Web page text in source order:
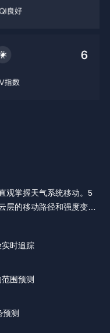
观掌握天气系统移动。5
层的移动路径和强度变
时追踪
围预测
测